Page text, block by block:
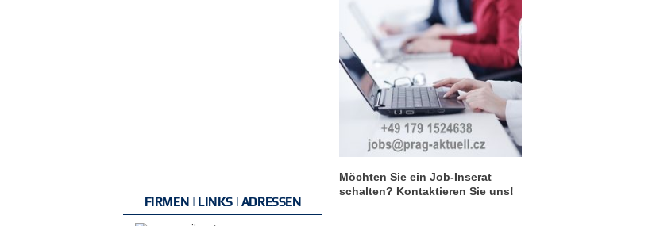
FIRMEN | LINKS | ADRESSEN
Möchten Sie ein Job-Inserat
schalten? Kontaktieren Sie uns!